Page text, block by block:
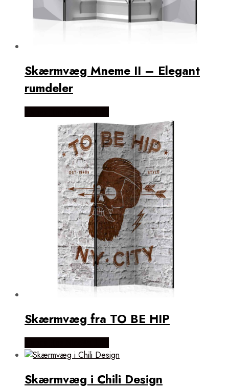
Skærmvæg Mneme II – Elegant
rumdeler
Skærmvæg fra TO BE HIP
Skærmvæg i Chili Design